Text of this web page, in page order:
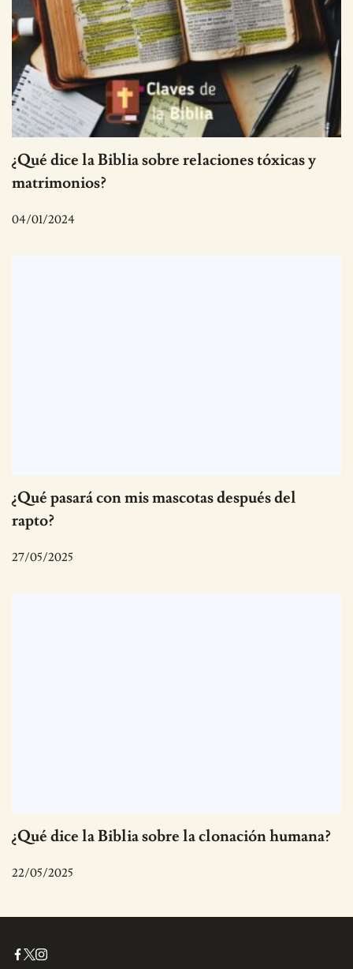
¿Qué dice la Biblia sobre relaciones tóxicas y
matrimonios?
04/01/2024
¿Qué pasará con mis mascotas después del
rapto?
27/05/2025
¿Qué dice la Biblia sobre la clonación humana?
22/05/2025